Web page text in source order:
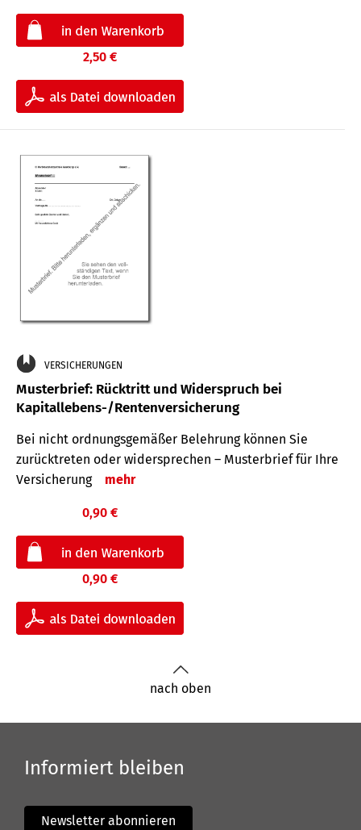
2,50 €
VERSICHERUNGEN
Musterbrief: Rücktritt und Widerspruch bei
Kapitallebens-/Rentenversicherung
Bei nicht ordnungsgemäßer Belehrung können Sie
zurücktreten oder widersprechen – Musterbrief für Ihre
Versicherung
mehr
0,90 €
0,90 €
nach oben
Informiert bleiben
Newsletter abonnieren